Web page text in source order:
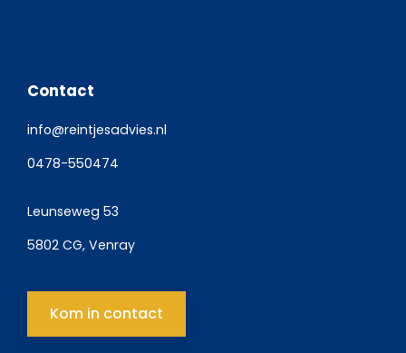
Contact
info@reintjesadvies.nl
0478-550474
Leunseweg 53
5802 CG, Venray
Kom in contact